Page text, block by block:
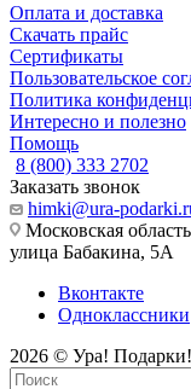
Оплата и доставка
Скачать прайс
Сертификаты
Пользовательское
Политика
Интересно и полезно
Помощь
8 (800) 333 2702
Заказать звонок
himki@ura-
Московская
улица Бабакина, 5А
Вконтакте
Одноклассники
2026 © Ура!